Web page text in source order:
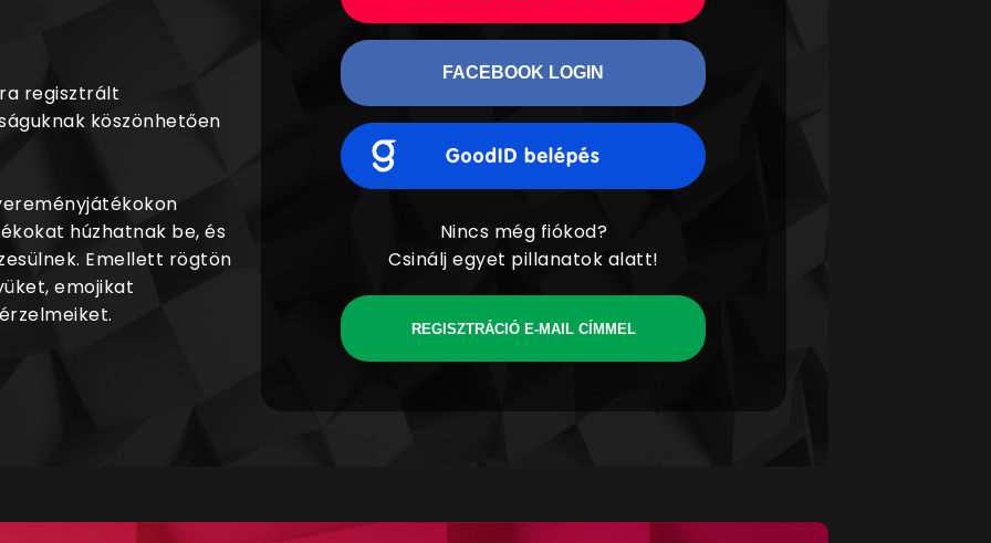
regisztrált
köszönhetően
húzhatnak be, és
Emellett rögtön
emojikat
FACEBOOK LOGIN
Nincs még fiókod?
Csinálj egyet pillanatok alatt!
REGISZTRÁCIÓ E-MAIL CÍMMEL